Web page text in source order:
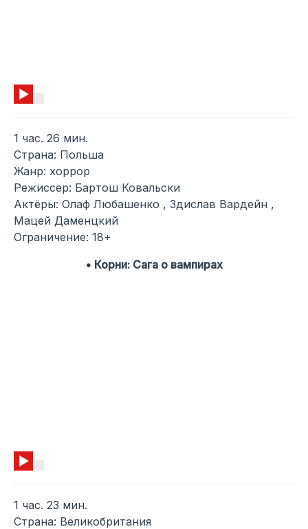
1 час. 26 мин.
Страна: Польша
Жанр: хоррор
Режиссер: Бартош Ковальски
Актёры: Олаф Любашенко , Здислав Вардейн ,
Мацей Даменцкий
Ограничение: 18+
• Корни: Сага о вампирах
1 час. 23 мин.
Страна: Великобритания